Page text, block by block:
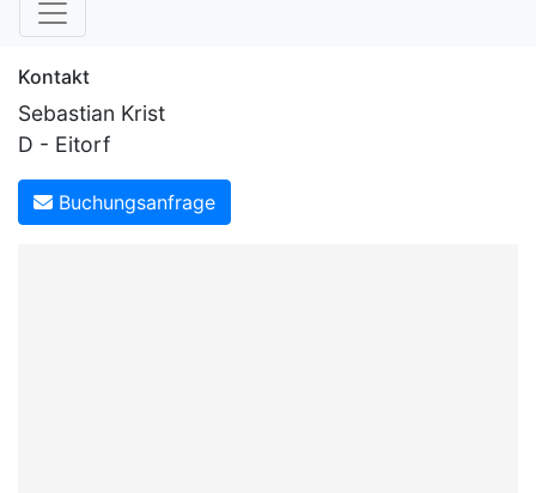
Kontakt
Sebastian Krist
D - Eitorf
Buchungsanfrage